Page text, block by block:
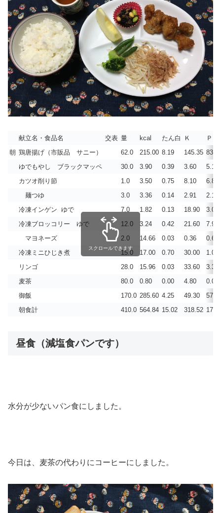
献立名・食品名 交表 量 kcal たん白 Ｋ
Ｐ
朝 鶏唐揚げ（市販品 サニー） 62.0 215.00 8.19 145.35
ゆでもやし ブラックマッペ
30.0 3.90 0.39 3.60
5.10
カツオ削り節
1.0 3.50 0.75 8.10
6.80
麺つゆ
3.0 3.36 0.14 2.91
2.18
冷凍インゲン ゆで
7.0 1.82 0.13 18.90
3.01
冷凍ブロッコリー ゆで
12.0 3.24 0.42 21.60
7.92
マヨネーズ
2.0 14.66 0.03 0.36
0.60
冷凍ミニひじき煮
15.0 17.00 0.70 30.00
1.00
リンゴ
28.0 15.96 0.03 33.60
3.36
麦茶
80.0 0.80 0.00 4.80
0.00
御飯
170.0 285.60 4.25 49.30
朝食計
410.0 564.84 15.02 318.52
スクロールできます
昼食（減塩食パンです）
水分が少ないパン食にしました。
今日は、麦茶の代わりにコーヒーにしました。